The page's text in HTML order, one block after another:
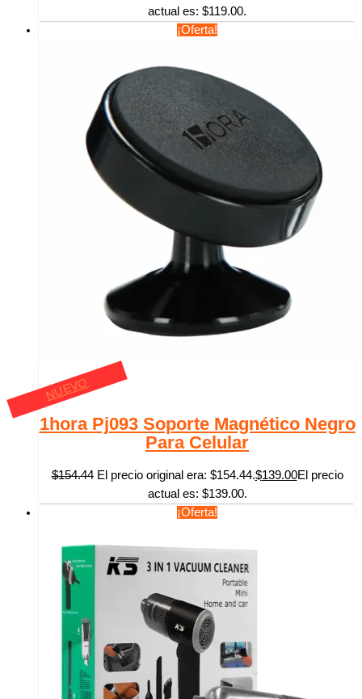
actual es: $119.00.
¡Oferta!
NUEVO
1hora Pj093 Soporte Magnético Negro
Para Celular
$154.44 El precio original era: $154.44.$139.00El precio
actual es: $139.00.
¡Oferta!